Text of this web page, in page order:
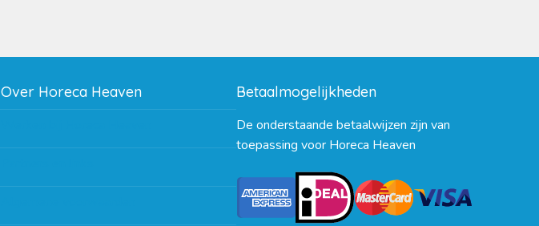
Over Horeca Heaven Betaalmogelijkheden
De onderstaande betaalwijzen zijn van
toepassing voor Horeca Heaven